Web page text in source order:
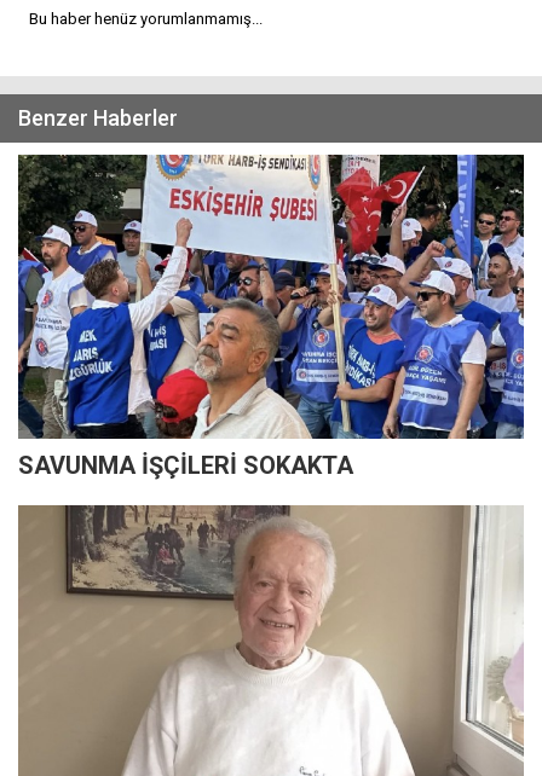
Bu haber henüz yorumlanmamış...
Benzer Haberler
SAVUNMA İŞÇİLERİ SOKAKTA